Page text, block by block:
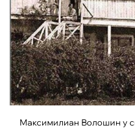
Максимилиан Волошин у